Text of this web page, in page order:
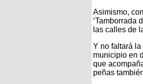
Asimismo,
‘Tamborrada
las calles de
Y no faltará
municipio en
que
peñas